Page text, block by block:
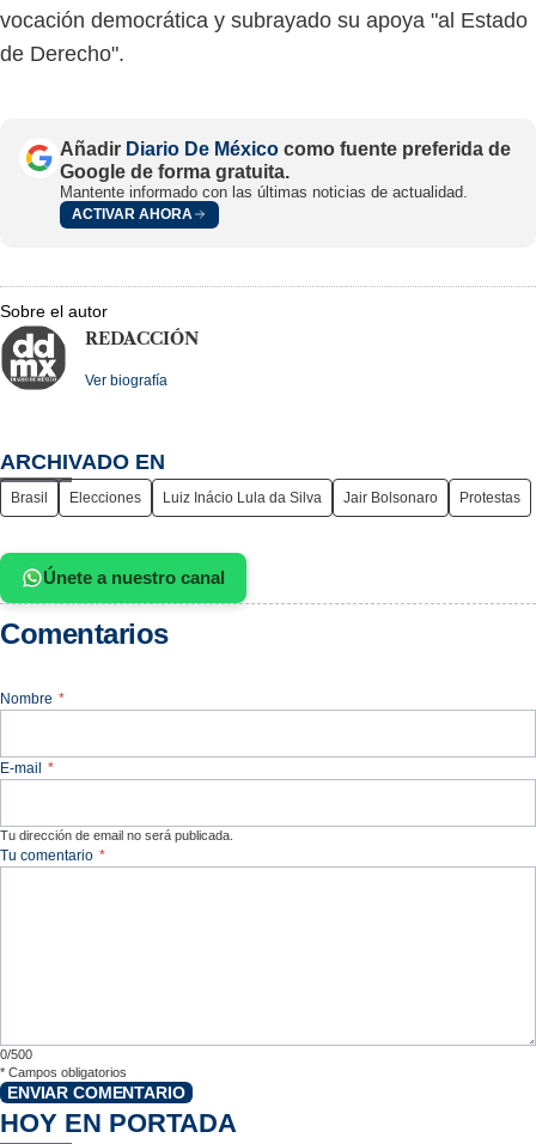
vocación democrática y subrayado su apoya "al Estado
de Derecho".
Añadir Diario De México como fuente preferida de
Google de forma gratuita.
Mantente informado con las últimas noticias de actualidad.
ACTIVAR AHORA
Sobre el autor
REDACCIÓN
Ver biografía
ARCHIVADO EN
Brasil Elecciones Luiz Inácio Lula da Silva Jair Bolsonaro Protestas
Únete a nuestro canal
Comentarios
Nombre *
E-mail *
Tu dirección de email no será publicada.
Tu comentario *
0/500
* Campos obligatorios
ENVIAR COMENTARIO
HOY EN PORTADA